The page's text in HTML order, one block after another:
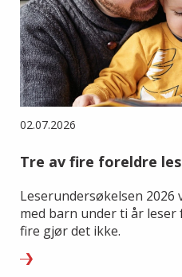
02.07.2026
Tre av fire foreldre
Leserundersøkelsen 2026
med barn under ti år
fire gjør det ikke.